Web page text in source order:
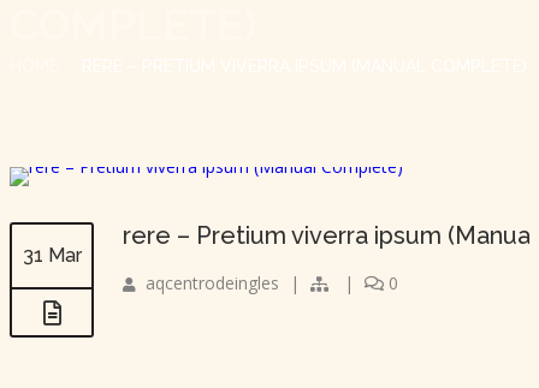
31 Mar
rere – Pretium viverra ipsum
aqcentrodeingles | | 0